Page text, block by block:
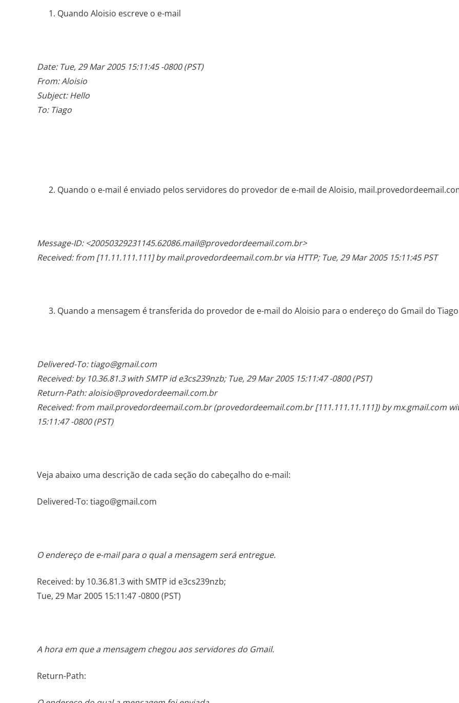
Quando Aloisio escreve o e-mail
Date: Tue, 29 Mar 2005 15:11:45 -0800 (PST)
From: Aloisio
Subject: Hello
To: Tiago
Quando o e-mail é enviado pelos servidores do provedor de e-mail de Aloisio,
Message-ID: <20050329231145.62086.mail@provedordeemail.com.br>
Received: from [11.11.111.111] by mail.provedordeemail.com.br via HTTP; Tue, 29 Mar 2005 15:11:45 PST
Quando a mensagem é transferida do provedor de e-mail do Aloisio para o endereço do Gmail do Tiago
Delivered-To: tiago@gmail.com
Received: by 10.36.81.3 with SMTP id e3cs239nzb; Tue, 29 Mar 2005 15:11:47 -0800 (PST)
Return-Path: aloisio@provedordeemail.com.br
Received: from mail.provedordeemail.com.br (provedordeemail.com.br [111.111.11.111]) by mx.gmail.com
15:11:47 -0800 (PST)
Veja abaixo uma descrição de cada seção do cabeçalho do e-mail:
Delivered-To: tiago@gmail.com
O endereço de e-mail para o qual a mensagem será entregue.
Received: by 10.36.81.3 with SMTP id e3cs239nzb;
Tue, 29 Mar 2005 15:11:47 -0800 (PST)
A hora em que a mensagem chegou aos servidores do Gmail.
Return-Path: